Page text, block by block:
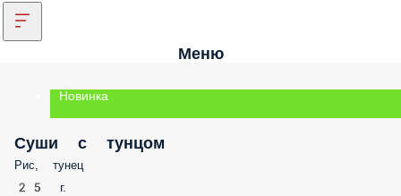
Меню
Новинка
Суши с тунцом
Рис, тунец
25 г.